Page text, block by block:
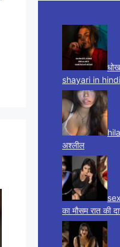
shayari in hindi
अश्लील
का मौसम रात की